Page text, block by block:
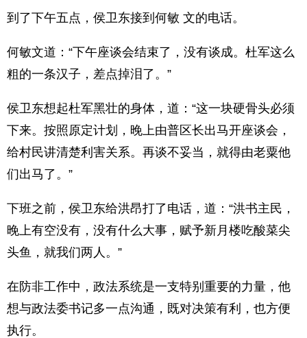
到了下午五点，侯卫东接到何敏 文的电话。
何敏文道：“下午座谈会结束了，没有谈成。杜军这么
粗的一条汉子，差点掉泪了。”
侯卫东想起杜军黑壮的身体，道：“这一块硬骨头必须
下来。按照原定计划，晚上由普区长出马开座谈会，
给村民讲清楚利害关系。再谈不妥当，就得由老粟他
们出马了。”
下班之前，侯卫东给洪昂打了电话，道：“洪书主民，
晚上有空没有，没有什么大事，赋予新月楼吃酸菜尖
头鱼，就我们两人。”
在防非工作中，政法系统是一支特别重要的力量，他
想与政法委书记多一点沟通，既对决策有利，也方便
执行。